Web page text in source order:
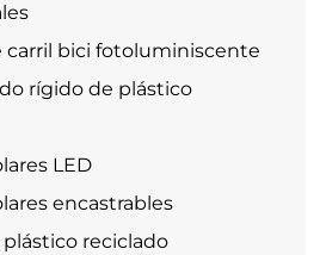
carril bici fotoluminiscente
rígido de plástico
LED
encastrables
reciclado